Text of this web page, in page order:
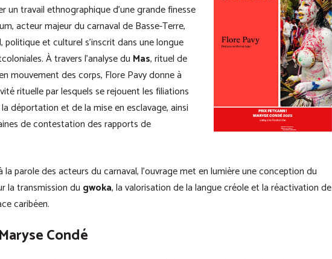
un travail ethnographique d’une grande finesse
acteur majeur du carnaval de Basse-Terre,
politique et culturel s’inscrit dans une longue
À travers l’analyse du Mas, rituel de
mouvement des corps, Flore Pavy donne à
rituelle par lesquels se rejouent les filiations
déportation et de la mise en esclavage, ainsi
de contestation des rapports de
la parole des acteurs du carnaval, l’ouvrage met en lumière une conception du
la transmission du gwoka, la valorisation de la langue créole et la réactivation de
caribéen.
Condé